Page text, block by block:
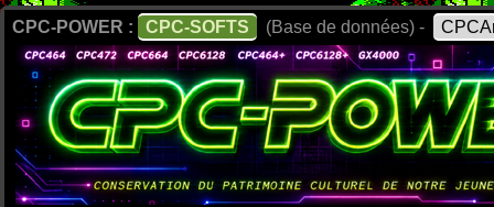
CPC-POWER : CPC-SOFTS (Base de données) -